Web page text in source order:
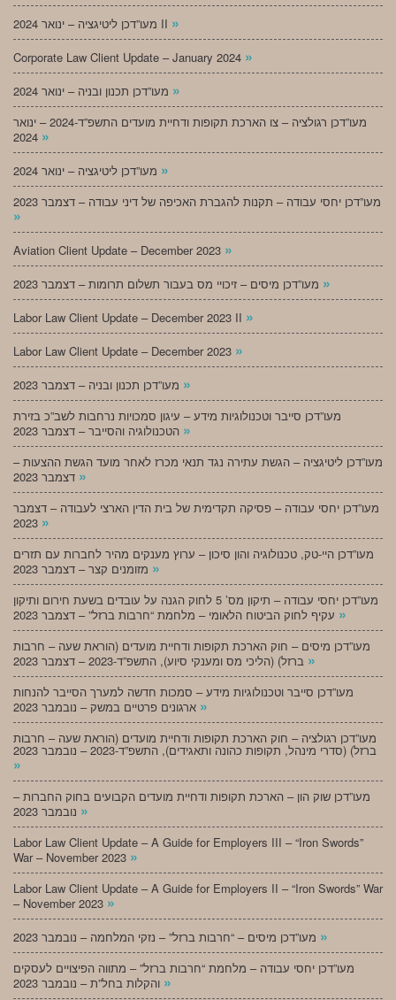
מעו”דכן ליטיגציה – ינואר 2024 II »
Corporate Law Client Update – January 2024 »
»
מעו”דכן רגולציה – צו הארכת תקופות ודחיית מועדים התשפ”ד-2024 – ינואר
»
»
מעו”דכן יחסי עבודה – תקנות להגברת האכיפה של דיני עבודה – דצמבר 2023
»
Aviation Client Update – December 2023 »
»
Labor Law Client Update – December 2023 II »
Labor Law Client Update – December 2023 »
»
מעו”דכן סייבר וטכנולוגיות מידע – עיגון סמכויות נרחבות לשב”כ בזירת
»
מעו”דכן ליטיגציה – הגשת עתירה נגד תנאי מכרז לאחר מועד הגשת ההצעות –
»
מעו”דכן יחסי עבודה – פסיקה תקדימית של בית הדין הארצי לעבודה – דצמבר
»
מעו”דכן היי-טק, טכנולוגיה והון סיכון – ערוץ מענקים מהיר לחברות עם תזרים
»
מעו”דכן יחסי עבודה – תיקון מס’ 5 לחוק הגנה על עובדים בשעת חירום ותיקון
»
מעו”דכן מיסים – חוק הארכת תקופות ודחיית מועדים (הוראת שעה – חרבות
»
מעו”דכן סייבר וטכנולוגיות מידע – סמכות חדשה למערך הסייבר להנחות
»
מעו”דכן רגולציה – חוק הארכת תקופות ודחיית מועדים (הוראת שעה – חרבות
ברזל) (סדרי מינהל, תקופות כהונה ותאגידים), התשפ”ד-2023 – נובמבר 2023
»
מעו”דכן שוק הון – הארכת תקופות ודחיית מועדים הקבועים בחוק החברות –
»
Labor Law Client Update – A Guide for Employers III – “Iron Swords”
War – November 2023 »
Labor Law Client Update – A Guide for Employers II – “Iron Swords” War
– November 2023 »
»
מעו”דכן יחסי עבודה – מלחמת “חרבות ברזל” – מתווה הפיצויים לעסקים
»